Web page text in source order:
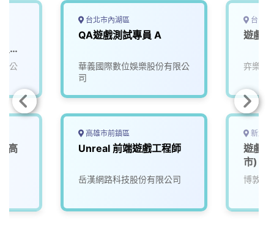
知
公
(高
台北市內湖區
QA遊戲測試專員 A
華義國際數位娛樂股份有限公
司
高雄市前鎮區
Unreal 前端遊戲工程師
岳漢網路科技股份有限公司
台中
遊戲
弈樂科
新北
遊戲
市)
博敦電